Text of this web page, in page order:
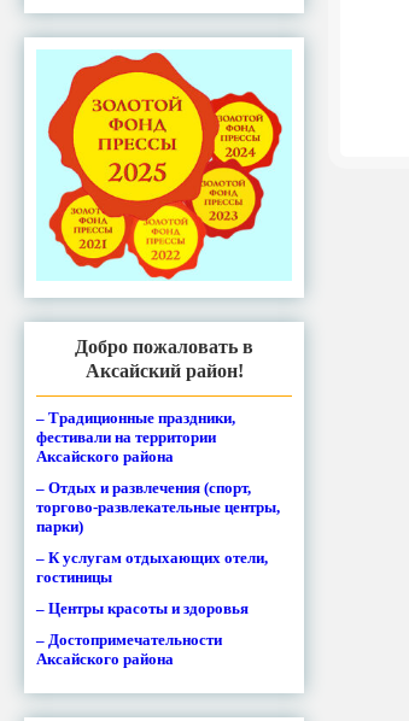
Добро пожаловать в
Аксайский район!
– Традиционные праздники,
фестивали на территории
Аксайского района
– Отдых и развлечения (спорт,
торгово-развлекательные центры,
парки)
– К услугам отдыхающих отели,
гостиницы
– Центры красоты и здоровья
– Достопримечательности
Аксайского района